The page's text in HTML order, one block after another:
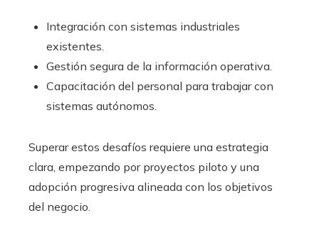
Integración con sistemas industriales
existentes.
Gestión segura de la información operativa.
Capacitación del personal para trabajar con
sistemas autónomos.
Superar estos desafíos requiere una estrategia
clara, empezando por proyectos piloto y una
adopción progresiva alineada con los objetivos
del negocio.